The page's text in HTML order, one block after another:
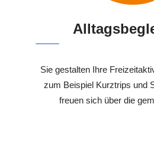
Sie gestalten Ihre
zum Beispiel Kurztrips und
freuen sich über die